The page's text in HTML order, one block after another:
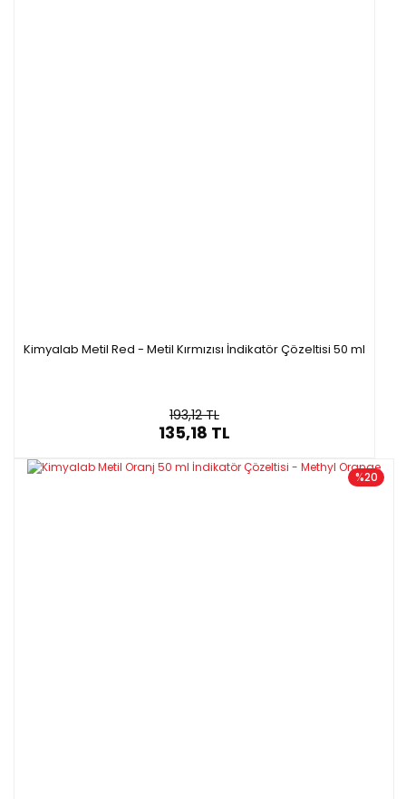
Kimyalab Metil Red - Metil Kırmızısı İndikatör Çözeltisi 50 ml
193,12 TL
135,18 TL
%20